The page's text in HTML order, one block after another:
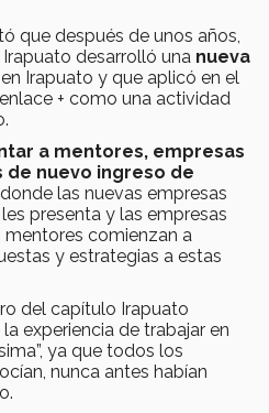
que después de unos años,
desarrolló una nueva
Irapuato y que aplicó en el
+ como una actividad
a mentores, empresas
de nuevo ingreso de
las nuevas empresas
presenta y las empresas
comienzan a
y estrategias a estas
del capítulo Irapuato
experiencia de trabajar en
ya que todos los
nunca antes habían